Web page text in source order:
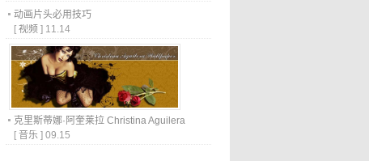
动画片头必用技巧
[ 视频 ] 11.14
克里斯蒂娜·阿奎莱拉 Christina Aguilera
[ 音乐 ] 09.15